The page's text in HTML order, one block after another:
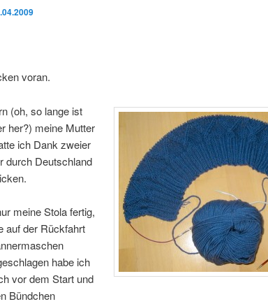
voran.
(oh, so lange ist
her?) meine Mutter
ich Dank zweier
durch Deutschland
meine Stola fertig,
auf der Rückfahrt
habe ich
vor dem Start und
Bündchen